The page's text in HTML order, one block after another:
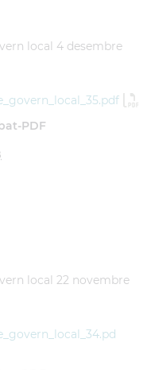
local 4 desembre
PDF
local 22 novembre